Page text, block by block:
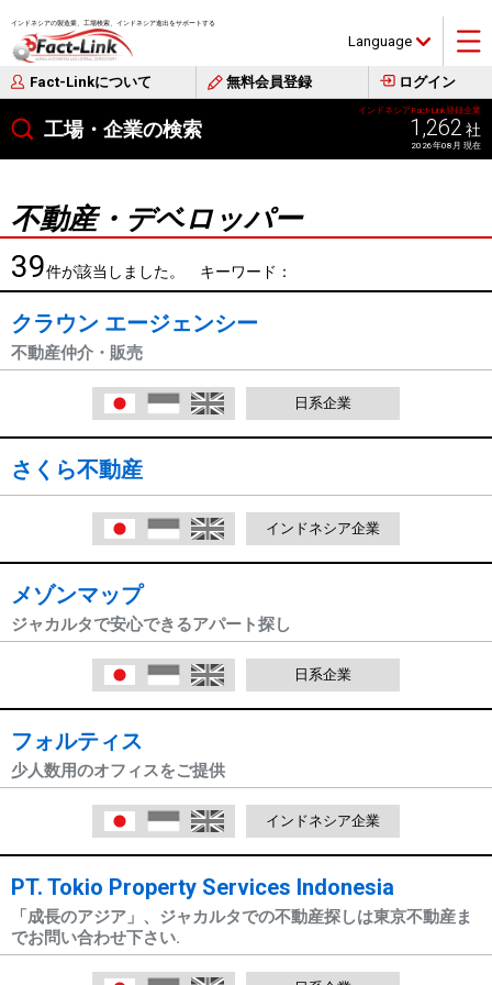
インドネシアの製造業、工場検索、インドネシア進出をサポートする
Language
Fact-Linkについて 無料会員登録 ログイン
工場・企業の検索
インドネシアFact-Link登録企業
1,262 社
2026年08月 現在
不動産・デベロッパー
39件が該当しました。 キーワード：
クラウン エージェンシー
不動産仲介・販売
日本語 Indonesia 日系企業
さくら不動産
日本語 IndonesiaEnglishインドネシア企業
メゾンマップ
ジャカルタで安心できるアパート探し
日本語 Indonesia 日系企業
フォルティス
少人数用のオフィスをご提供
日本語 IndonesiaEnglishインドネシア企業
PT. Tokio Property Services Indonesia
「成長のアジア」、ジャカルタでの不動産探しは東京不動産ま
でお問い合わせ下さい.